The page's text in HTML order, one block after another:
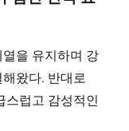
을 유지하며 강
왔다. 반대로
스럽고 감성적인